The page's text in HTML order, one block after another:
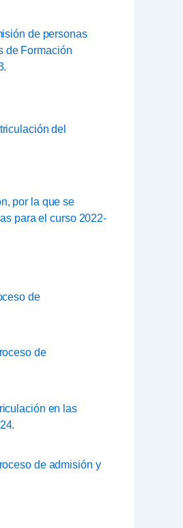
de personas
de Formación
del
por la que se
para el curso 2022-
de
de
en las
de admisión y